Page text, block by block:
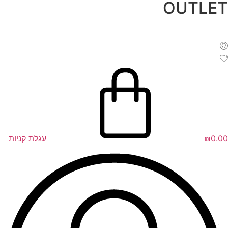
דלג
OUTLET
₪0.00 עגלת קניות